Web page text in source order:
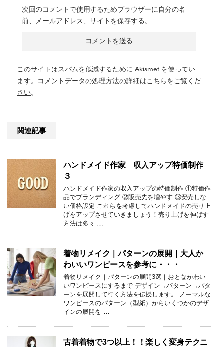
次回のコメントで使用するためブラウザーに自分の名
前、メールアドレス、サイトを保存する。
このサイトはスパムを低減するために Akismet を使ってい
ます。
コメントデータの処理方法の詳細はこちらをご覧くだ
さい。
関連記事
ハンドメイド作家 収入アップ特価制作
３
ハンドメイド作家の収入アップの特価制作 ①特価作
品でブランディング ②販売先を増やす ③安売しな
い価格設定 これらを考慮してハンドメイドの売り上
げをアップさせていきましょう！売り上げを伸ばす
方法は多々 …
着物リメイク｜パターンの展開｜大人か
わいいワンピースを参考に・・・
着物リメイク｜パターンの展開3選｜おとなかわい
いワンピースにするまで デザイン→パターン→パタ
ーンを展開して行く方法を伝授します。 ノーマルな
ワンピースのパターン（型紙）からいくつかのデザ
インの展開を …
古着着物で3つ以上！！楽しく変身テクニ